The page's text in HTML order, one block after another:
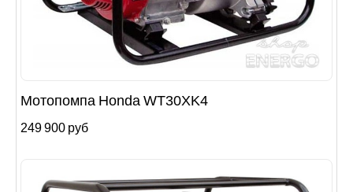
Мотопомпа Honda WT30XK4
249 900 руб